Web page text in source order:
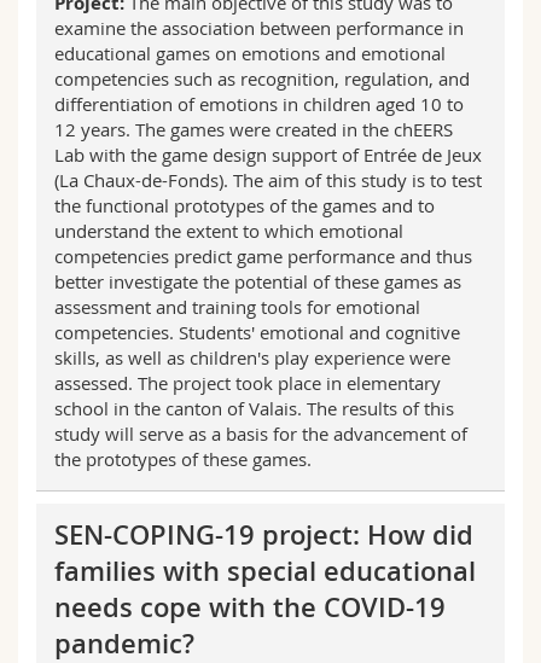
examine the association between performance in
educational games on emotions and emotional
competencies such as recognition, regulation, and
differentiation of emotions in children aged 10 to
12 years. The games were created in the chEERS
Lab with the game design support of Entrée de Jeux
(La Chaux-de-Fonds). The aim of this study is to test
the functional prototypes of the games and to
understand the extent to which emotional
competencies predict game performance and thus
better investigate the potential of these games as
assessment and training tools for emotional
competencies. Students' emotional and cognitive
skills, as well as children's play experience were
assessed. The project took place in elementary
school in the canton of Valais. The results of this
study will serve as a basis for the advancement of
the prototypes of these games.
SEN-COPING-19 project: How did
families with special educational
needs cope with the COVID-19
pandemic?